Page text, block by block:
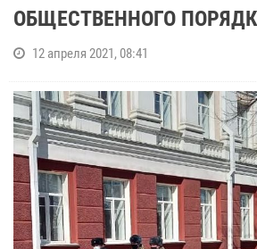
ОБЩЕСТВЕННОГО
12 апреля 2021, 08:41